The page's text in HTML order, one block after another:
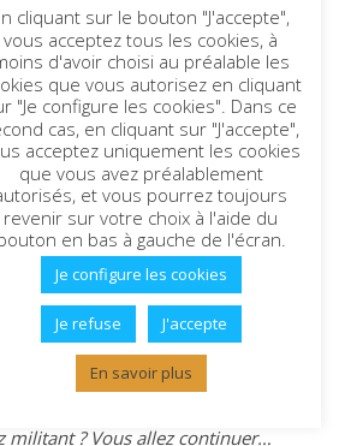
d’un homme qui décède en
en disposant ses parpaings.
de sa mort, ne voit pas pas son
étendu à terre tellement il est
et continue de placer ses
matière astrale.
une activité professionnelle qui vous
? Vous allez continuer…
fascinait était la relation aux autres,
famille ? Vous allez continuer…
intéressait, c’était de faire évoluer
? Vous allez continuer…
militant ? Vous allez continuer…
cliquant sur le bouton "J'accepte",
vous acceptez tous les cookies, à
d'avoir choisi au préalable les
que vous autorisez en cliquant
"Je configure les cookies". Dans ce
cas, en cliquant sur "J'accepte",
acceptez uniquement les cookies
que vous avez préalablement
et vous pourrez toujours
revenir sur votre choix à l'aide du
en bas à gauche de l'écran.
Je configure les cookies
Je refuse J'accepte
En savoir plus